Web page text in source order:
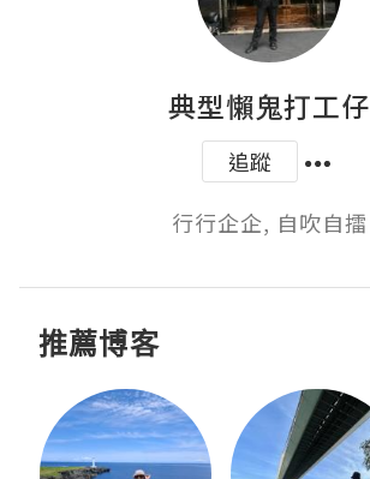
典型懶鬼打工仔
追蹤
行行企企, 自吹自擂
推薦博客